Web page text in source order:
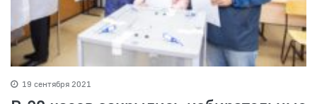
19 сентября 2021